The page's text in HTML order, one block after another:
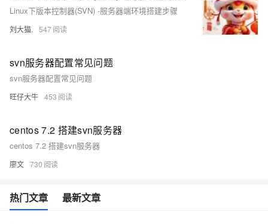
Linux下版本控制器(SVN) -服务器端环境搭建步骤
刘大猫. 547
svn服务器配置常见问题
svn服务器配置常见问题
旺仔大牛 453
centos 7.2 搭建svn服务器
centos 7.2 搭建svn服务器
廖文 730
热门文章 最新文章